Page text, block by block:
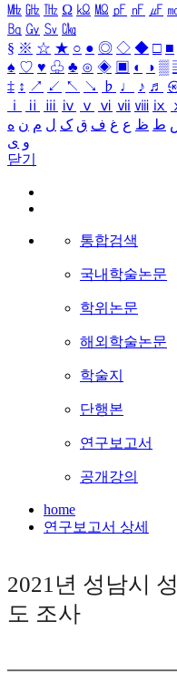
㎒ ㎓ ㎔ Ω ㏀ ㏁ ㎊ ㎋ ㎌
㏃ ㏉ ㏜ ㏆
§ ※ ☆ ★ ○ ● ◎ ◇ ◆ □ ■
♠ ♡ ♥ ♧ ♣ ⊙ ◈ ▣ ◐ ◑ ▒
‡ ↕ ↗ ↙ ↖ ↘ ♭ ♩ ♪ ♬
ⅰ
ⅱ ⅲ ⅳ ⅴ ⅵ ⅶ ⅷ ⅸ
ط ظ ع غ ف ق ک ل م ن ه
و ی
닫기
통합검색
국내학술논문
학위논문
해외학술논문
학술지
단행본
연구보고서
공개강의
home
연구보고서 상세
2021년 성남시
도 조사